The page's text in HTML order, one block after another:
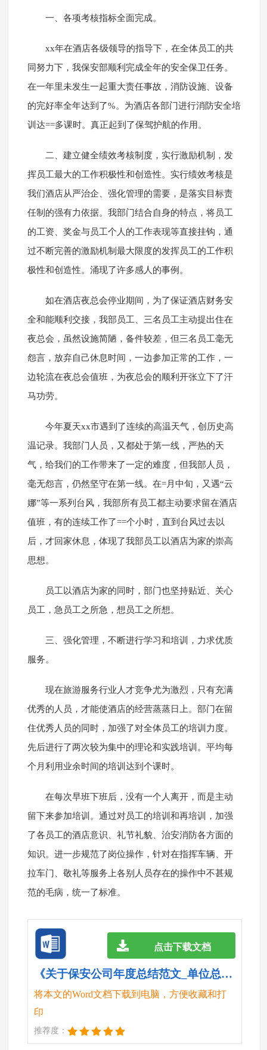
一、各项考核指标全面完成。
xx年在酒店各级领导的指导下，在全体员工的共
同努力下，我保安部顺利完成全年的安全保卫任务。
在一年里未发生一起重大责任事故，消防设施、设备
的完好率全年达到了%。为酒店各部门进行消防安全培
训达==多课时。真正起到了保驾护航的作用。
二、建立健全绩效考核制度，实行激励机制，发
挥员工最大的工作积极性和创造性。实行绩效考核是
我们酒店从严治企、强化管理的需要，是落实目标责
任制的强有力依据。我部门结合自身的特点，将员工
的工资、奖金与员工个人的工作表现等直接挂钩，通
过不断完善的激励机制最大限度的发挥员工的工作积
极性和创造性。涌现了许多感人的事例。
如在酒店夜总会停业期间，为了保证酒店财务安
全和能顺利交接，我部员工、三名员工主动提出住在
夜总会，虽然设施简陋，备件较差，但三名员工毫无
怨言，放弃自己休息时间，一边参加正常的工作，一
边轮流在夜总会值班，为夜总会的顺利开张立下了汗
马功劳。
今年夏天xx市遇到了连续的高温天气，创历史高
温记录。我部门人员，又都处于第一线，严热的天
气，给我们的工作带来了一定的难度，但我部人员，
毫无怨言，仍然坚守在第一线。在=月中旬，又遇“云
娜”等一系列台风，我部所有员工都主动要求留在酒店
值班，有的连续工作了==个小时，直到台风过去以
后，才回家休息，体现了我部员工以酒店为家的崇高
思想。
员工以酒店为家的同时，部门也坚持贴近、关心
员工，急员工之所急，想员工之所想。
三、强化管理，不断进行学习和培训，力求优质
服务。
现在旅游服务行业人才竞争尤为激烈，只有充满
优秀的人员，才能使酒店的经营蒸蒸日上。部门在留
住优秀人员的同时，加强了对全体员工的培训力度。
先后进行了两次较为集中的理论和实践培训。平均每
个月利用业余时间的培训达到个课时。
在每次早班下班后，没有一个人离开，而是主动
留下来参加培训。通过对员工的培训和再培训，加强
了各员工的酒店意识、礼节礼貌、治安消防各方面的
知识。进一步规范了岗位操作，针对在指挥车辆、开
拉车门、敬礼等服务上各别人员存在的操作中不甚规
范的毛病，统一了标准。
《关于保安公司年度总结范文_单位总结.doc》
将本文的Word文档下载到电脑，方便收藏和打
印
推荐度：
点击下载文档